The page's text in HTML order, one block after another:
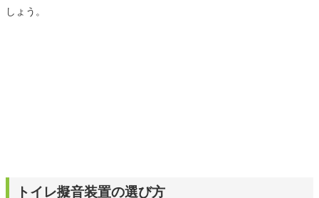
しょう。
トイレ擬音装置の選び方